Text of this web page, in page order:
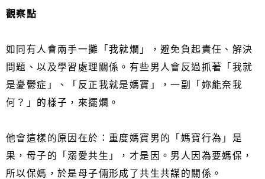
觀察點
如同有人會兩手一攤「我就爛」，避免負起責任、解決
問題、以及學習處理關係。有些男人會反過抓著「我就
是憂鬱症」、「反正我就是媽寶」，一副「妳能奈我
何？」的樣子，來擺爛。
他會這樣的原因在於：重度媽寶男的「媽寶行為」是
果，母子的「溺愛共生」，才是因。男人因為要媽保，
所以保媽，於是母子倆形成了共生共謀的關係。